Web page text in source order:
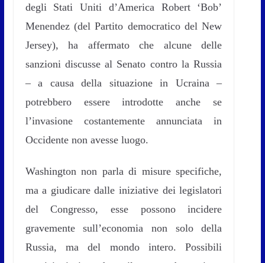
degli Stati Uniti d’America Robert ‘Bob’
Menendez (del Partito democratico del New
Jersey), ha affermato che alcune delle
sanzioni discusse al Senato contro la Russia
– a causa della situazione in Ucraina –
potrebbero essere introdotte anche se
l’invasione costantemente annunciata in
Occidente non avesse luogo.
Washington non parla di misure specifiche,
ma a giudicare dalle iniziative dei legislatori
del Congresso, esse possono incidere
gravemente sull’economia non solo della
Russia, ma del mondo intero. Possibili